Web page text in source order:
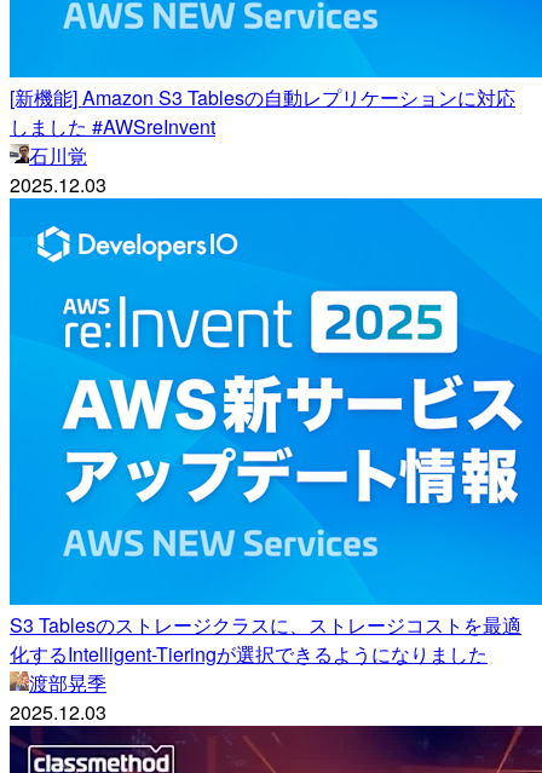
[新機能] Amazon S3 Tablesの自動レプリケーションに対応
しました #AWSreInvent
石川覚
2025.12.03
S3 Tablesのストレージクラスに、ストレージコストを最適
化するIntelligent-Tieringが選択できるようになりました
渡部晃季
2025.12.03